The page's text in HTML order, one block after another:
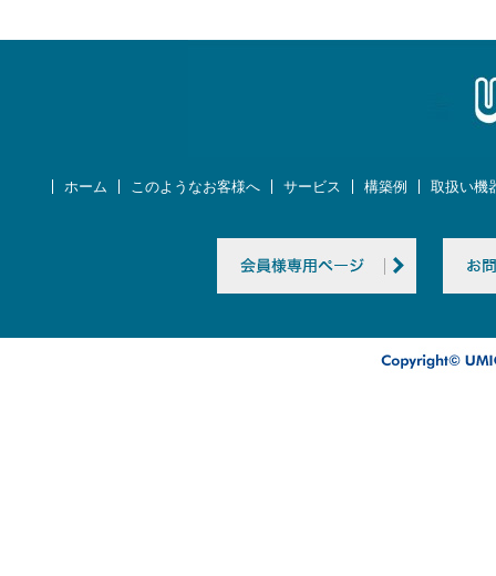
ホーム このようなお客様へ サービス 構築例 取扱い機